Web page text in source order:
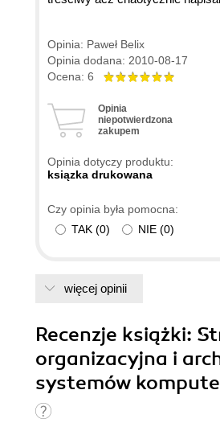
zagadnieniach bazowałem na
podręczniku "Podstawy
Abraham Silberschatz, Peter B.
każdemu wspomnianą ostatnio
Opinia: Paweł Belix
Opinia dodana: 2010-08-17
Ocena: 6
Opinia
niepotwierdzona
zakupem
Opinia dotyczy produktu:
ksiązka drukowana
Czy opinia była pomocna:
TAK (0) NIE (0)
więcej opinii
Recenzje książki:
organizacyjna i
systemów